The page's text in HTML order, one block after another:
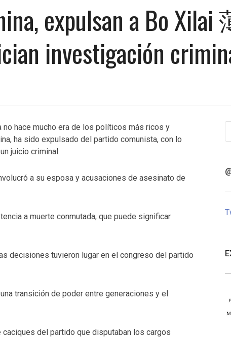
expulsan a Bo
investigación
no hace mucho era de los políticos más ricos y
ha sido expulsado del partido comunista, con lo
juicio criminal.
a su esposa y acusaciones de asesinato de
a muerte conmutada, que puede significar
decisiones tuvieron lugar en el congreso del partido
transición de poder entre generaciones y el
del partido que disputaban los cargos